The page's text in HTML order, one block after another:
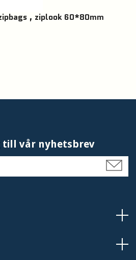
, ziplook 60*80mm
till vår nyhetsbrev